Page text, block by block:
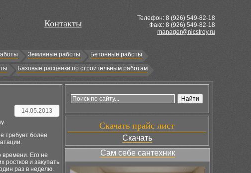
Контакты
Телефон: 8 (926) 549-82-18
Факс: 8 (926) 549-82-18
manager@nicstroy.ru
Земляные работы
Бетонные работы
Базовые расценки по строительным работам
14.05.2013
требует более
времени. Его не
ростков и закупать
раз в неделю.
Скачать прайс лист
Скачать
Сам себе сантехник